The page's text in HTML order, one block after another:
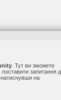
. Тут ви зможете
запитання
натиснувши на